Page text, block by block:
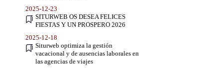
2025-12-23
SITURWEB OS DESEA FELICES
FIESTAS Y UN PROSPERO 2026
2025-12-18
Siturweb optimiza la gestión
vacacional y de ausencias laborales en
las agencias de viajes